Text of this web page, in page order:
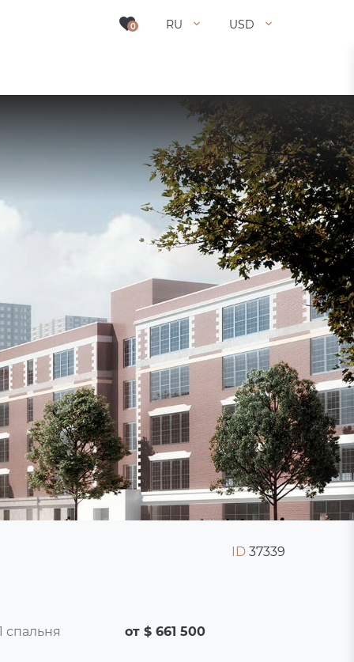
0 RU USD
ID 37339
спальня от $ 661 500